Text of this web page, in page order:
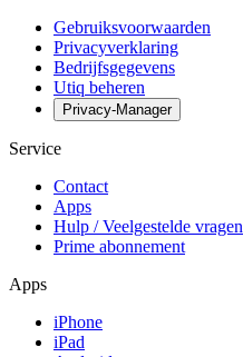
Gebruiksvoorwaarden
Privacyverklaring
Bedrijfsgegevens
Utiq beheren
Privacy-Manager
Service
Contact
Apps
Hulp / Veelgestelde vragen
Prime abonnement
Apps
iPhone
iPad